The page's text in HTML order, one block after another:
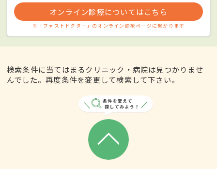
オンライン診療についてはこちら
※「ファストドクター」のオンライン診療ページに繋がります
検索条件に当てはまるクリニック・病院は見つかりませ
んでした。再度条件を変更して検索して下さい。